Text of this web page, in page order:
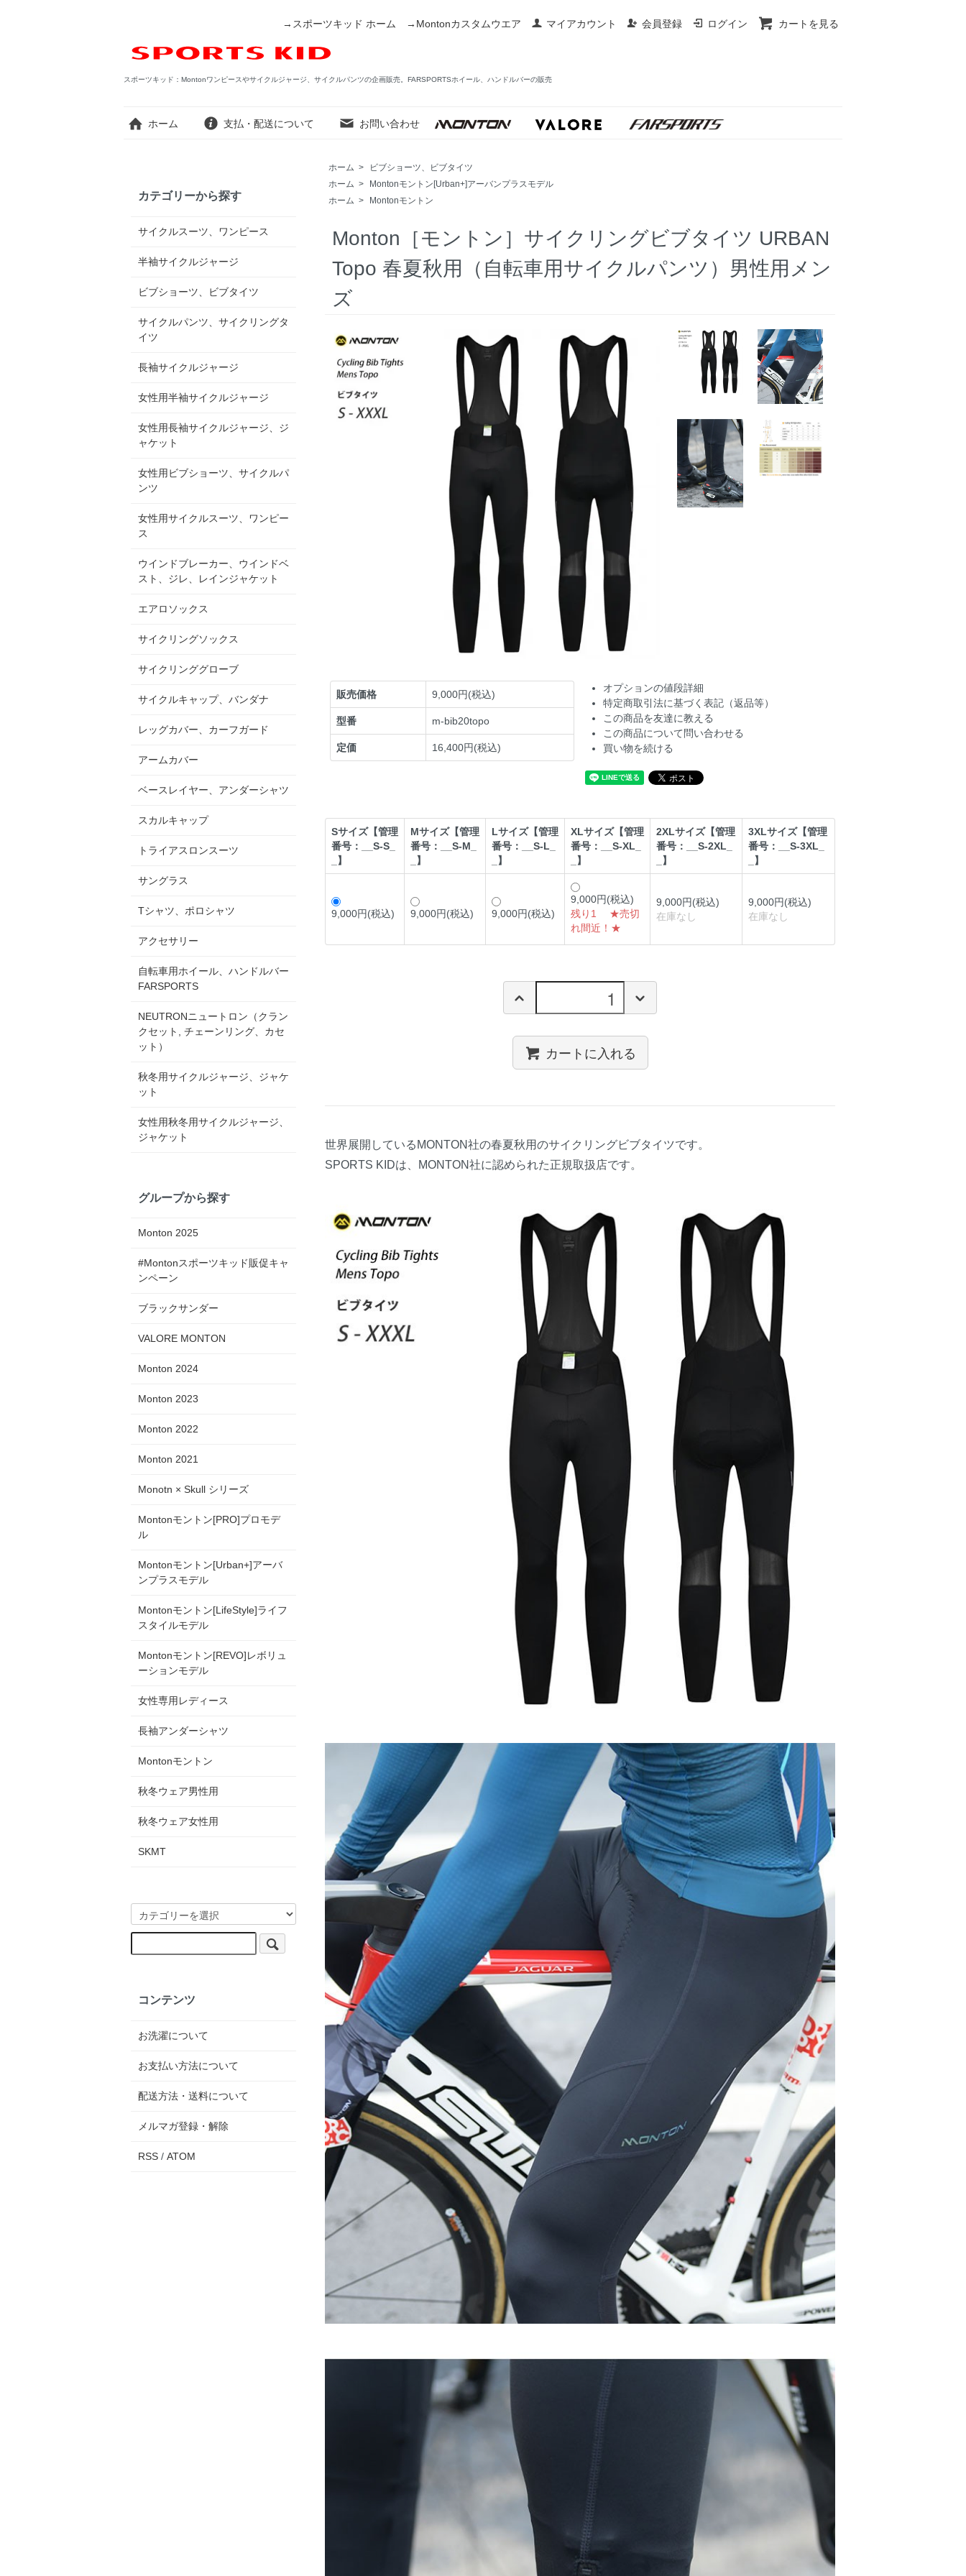
→スポーツキッド ホーム →Montonカスタムウエア マイアカウント 会員登録 ログイン カートを見る
スポーツキッド：Montonワンピースやサイクルジャージ、サイクルパンツの企画販売。FARSPORTSホイール、ハンドルバーの販売
ホーム 支払・配送について お問い合わせ
ホーム >
ビブショーツ、ビブタイツ
ホーム >
Montonモントン[Urban+]アーバンプラスモデル
ホーム > Montonモントン
Monton［モントン］サイクリングビブタイツ URBAN
Topo 春夏秋用（自転車用サイクルパンツ）男性用メン
ズ
販売価格 9,000円(税込)
型番 m-bib20topo
定価 16,400円(税込)
オプションの値段詳細
特定商取引法に基づく表記（返品等）
この商品を友達に教える
この商品について問い合わせる
買い物を続ける
Sサイズ【管理
番号：__S-S_
_】
Mサイズ【管理
番号：__S-M_
_】
Lサイズ【管理
番号：__S-L_
_】
XLサイズ【管理
番号：__S-XL_
_】
2XLサイズ【管理
番号：__S-2XL_
_】
3XLサイズ【管理
番号：__S-3XL_
_】
9,000円(税込) 9,000円(税込) 9,000円(税込)
9,000円(税込)
残り1 ★売切
れ間近！★
9,000円(税込)
在庫なし
9,000円(税込)
在庫なし
カートに入れる
世界展開しているMONTON社の春夏秋用のサイクリングビブタイツです。
SPORTS KIDは、MONTON社に認められた正規取扱店です。
カテゴリーから探す
サイクルスーツ、ワンピース
半袖サイクルジャージ
ビブショーツ、ビブタイツ
サイクルパンツ、サイクリングタ
イツ
長袖サイクルジャージ
女性用半袖サイクルジャージ
女性用長袖サイクルジャージ、ジ
ャケット
女性用ビブショーツ、サイクルパ
ンツ
女性用サイクルスーツ、ワンピー
ス
ウインドブレーカー、ウインドベ
スト、ジレ、レインジャケット
エアロソックス
サイクリングソックス
サイクリンググローブ
サイクルキャップ、バンダナ
レッグカバー、カーフガード
アームカバー
ベースレイヤー、アンダーシャツ
スカルキャップ
トライアスロンスーツ
サングラス
Tシャツ、ポロシャツ
アクセサリー
自転車用ホイール、ハンドルバー
FARSPORTS
NEUTRONニュートロン（クラン
クセット, チェーンリング、カセ
ット）
秋冬用サイクルジャージ、ジャケ
ット
女性用秋冬用サイクルジャージ、
ジャケット
グループから探す
Monton 2025
#Montonスポーツキッド販促キャ
ンペーン
ブラックサンダー
VALORE MONTON
Monton 2024
Monton 2023
Monton 2022
Monton 2021
Monotn × Skull シリーズ
Montonモントン[PRO]プロモデ
ル
Montonモントン[Urban+]アーバ
ンプラスモデル
Montonモントン[LifeStyle]ライフ
スタイルモデル
Montonモントン[REVO]レボリュ
ーションモデル
女性専用レディース
長袖アンダーシャツ
Montonモントン
秋冬ウェア男性用
秋冬ウェア女性用
SKMT
コンテンツ
お洗濯について
お支払い方法について
配送方法・送料について
メルマガ登録・解除
RSS / ATOM